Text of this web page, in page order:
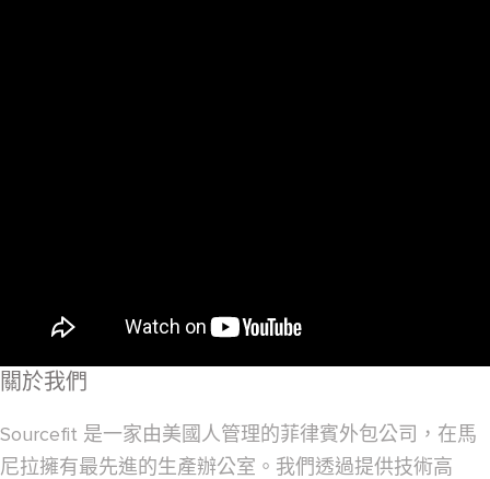
關於我們
Sourcefit 是一家由美國人管理的菲律賓外包公司，在馬
尼拉擁有最先進的生產辦公室。我們透過提供技術高